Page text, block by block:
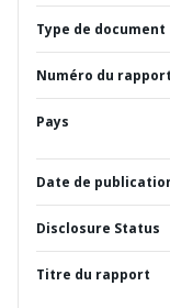
Type de document
Numéro du rapport
Pays
Date de
Disclosure Status
Titre du rapport